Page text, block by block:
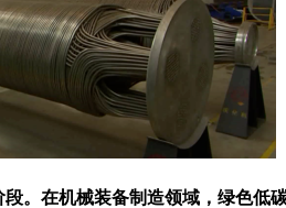
。在机械装备制造领域，绿色低